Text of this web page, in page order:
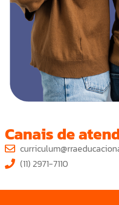
Canais de
(11) 2971-7110